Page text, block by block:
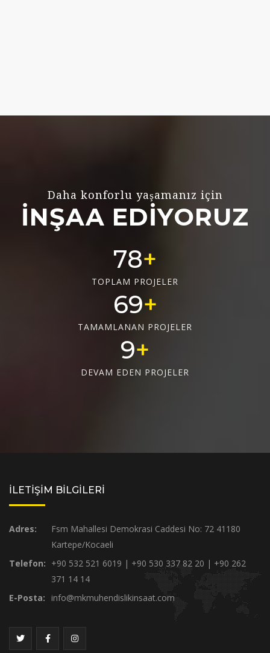
Daha konforlu yaşamanız için
İNŞAA EDİYORUZ
78
TOPLAM PROJELER
69
TAMAMLANAN PROJELER
9
DEVAM EDEN PROJELER
İLETİŞİM BİLGİLERİ
Adres:
Fsm Mahallesi Demokrasi Caddesi No: 72 41180
Kartepe/Kocaeli
Telefon: +90 532 521 6019 | +90 530 337 82 20 | +90 262
371 14 14
E-Posta:
info@mkmuhendislikinsaat.com